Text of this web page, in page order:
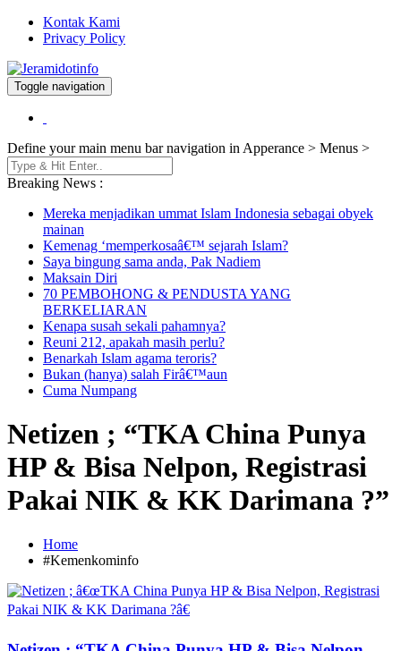
Kontak Kami
Privacy Policy
Jeramidotinfo
Berita dan Informasi Terkini
Toggle navigation
Define your main menu bar navigation in Apperance > Menus >
Breaking News :
Mereka menjadikan ummat Islam Indonesia sebagai obyek
mainan
Kemenag ‘memperkosaâ€™ sejarah Islam?
Saya bingung sama anda, Pak Nadiem
Maksain Diri
70 PEMBOHONG & PENDUSTA YANG
BERKELIARAN
Kenapa susah sekali pahamnya?
Reuni 212, apakah masih perlu?
Benarkah Islam agama teroris?
Bukan (hanya) salah Firâ€™aun
Cuma Numpang
Netizen ; “TKA China Punya
HP & Bisa Nelpon, Registrasi
Pakai NIK & KK Darimana ?”
Home
#Kemenkominfo